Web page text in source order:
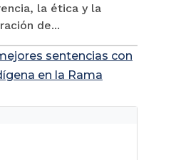
la ética y la
de...
sentencias con
en la Rama